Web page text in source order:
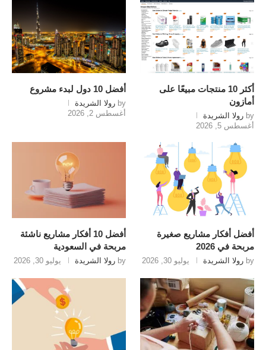
أكثر 10 منتجات مبيعًا على
أمازون
by رولا الشريدة
أغسطس 5, 2026
أفضل 10 دول لبدء مشروع
by رولا الشريدة
أغسطس 2, 2026
أفضل أفكار مشاريع صغيرة
مربحة في 2026
by رولا الشريدة يوليو 30, 2026
أفضل 10 أفكار مشاريع ناشئة
مربحة في السعودية
by رولا الشريدة يوليو 30, 2026